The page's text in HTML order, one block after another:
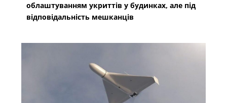
облаштуванням укриттів у будинках, але під
відповідальність мешканців